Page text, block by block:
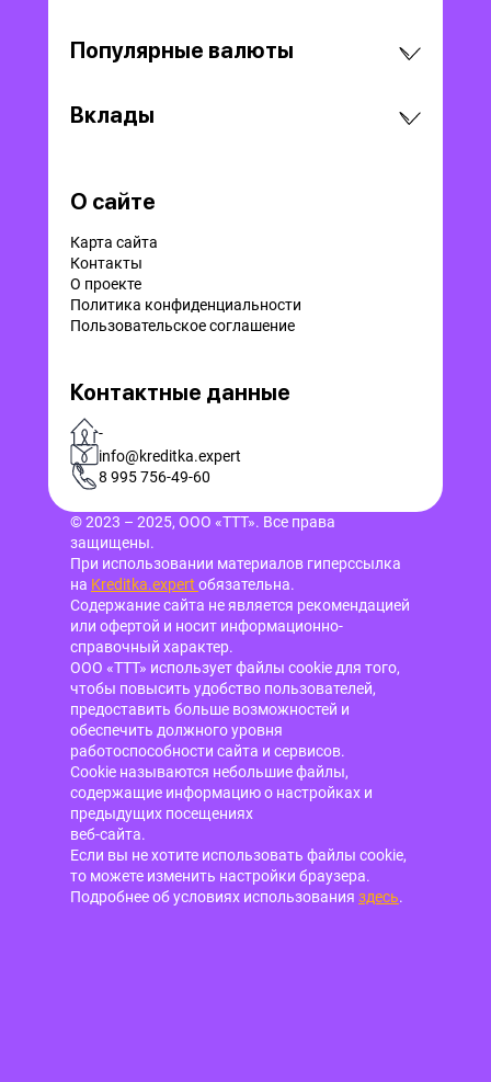
Популярные валюты
Вклады
О сайте
Карта сайта
Контакты
О проекте
Политика конфиденциальности
Пользовательское соглашение
Контактные данные
-
info@kreditka.expert
8 995 756-49-60
© 2023 – 2025, ООО «ТТТ». Все права
защищены.
При использовании материалов гиперссылка
на Kreditka.expert обязательна.
Содержание сайта не является рекомендацией
или офертой и носит информационно-
справочный характер.
ООО «ТТТ» использует файлы cookie для того,
чтобы повысить удобство пользователей,
предоставить больше возможностей и
обеспечить должного уровня
работоспособности сайта и сервисов.
Cookie называются небольшие файлы,
содержащие информацию о настройках и
предыдущих посещениях
веб-сайта.
Если вы не хотите использовать файлы cookie,
то можете изменить настройки браузера.
Подробнее об условиях использования здесь.